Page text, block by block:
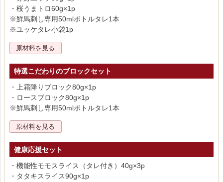
・桜うまトロ60g×1p
※鮮馬刺し専用50mlボトルタレ1本
※ユッケタレ小袋1p
原材料を見る
特選こだわりのブロックセット
・上霜降りブロック80g×1p
・ロースブロック80g×1p
※鮮馬刺し専用50mlボトルタレ1本
原材料を見る
健康応援セット
・機能性モモスライス（タレ付き）40g×3p
・タタキスライス90g×1p